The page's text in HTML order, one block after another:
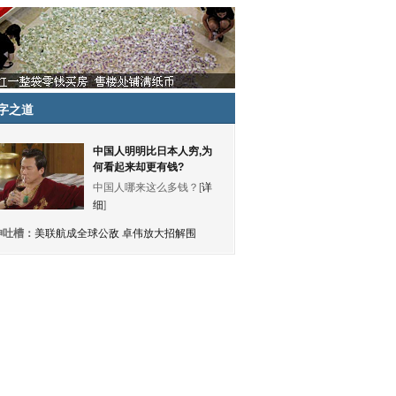
之道
中国人明明比日本人穷,为
何看起来却更有钱?
中国人哪来这么多钱？[详
细]
槽： 美联航成全球公敌 卓伟放大招解围